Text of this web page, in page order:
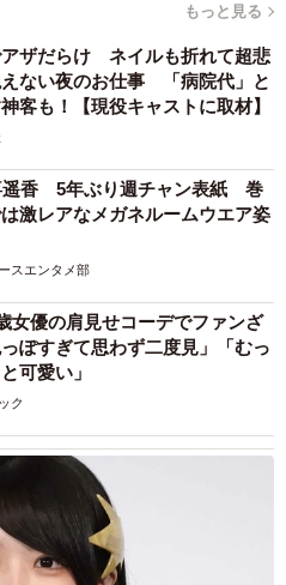
もっと見る
ザだらけ ネイルも折れて超悲
ない夜のお仕事 「病院代」と
客も！【現役キャストに取材】
遥香 5年ぶり週チャン表紙 巻
激レアなメガネルームウエア姿
スエンタメ部
優の肩見せコーデでファンざ
ぽすぎて思わず二度見」「むっ
可愛い」
ク